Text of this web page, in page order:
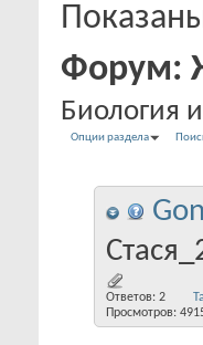
Форум:
Биология
Опции раздела
Ответов: 2
Просмотров: 49